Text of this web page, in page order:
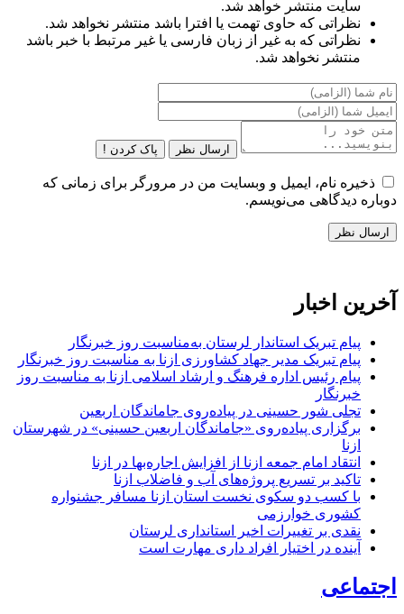
سایت منتشر خواهد شد.
نظراتی که حاوی تهمت یا افترا باشد منتشر نخواهد شد.
نظراتی که به غیر از زبان فارسی یا غیر مرتبط با خبر باشد
منتشر نخواهد شد.
ارسال نظر پاک کردن !
ذخیره نام، ایمیل و وبسایت من در مرورگر برای زمانی که
دوباره دیدگاهی می‌نویسم.
آخرین اخبار
پیام تبریک استاندار لرستان به‌مناسبت روز خبرنگار
پیام تبریک مدیر جهاد کشاورزی ازنا به مناسبت روز خبرنگار
پیام رئیس اداره فرهنگ و ارشاد اسلامی ازنا به مناسبت روز
خبرنگار
تجلی شور حسینی در پیاده‌روی جاماندگان اربعین
برگزاری پیاده‌روی «جاماندگان اربعین حسینی» در شهرستان
ازنا
انتقاد امام جمعه ازنا از افزایش اجاره‌بها در ازنا
تاکید بر تسریع پروژه‌های آب و فاضلاب ازنا
با کسب دو سکوی نخست استان ازنا مسافر جشنواره
کشوری خوارزمی
نقدی بر تغییرات اخیر استانداری لرستان
آینده در اختیار افراد داری مهارت است
اجتماعی